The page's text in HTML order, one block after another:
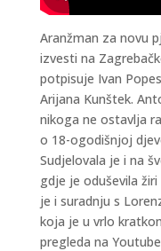
Aranžman za novu
izvesti na
potpisuje Ivan
Arijana Kunštek.
nikoga ne ostavlja
o 18-ogodišnjoj
Sudjelovala je i na
gdje je oduševila
je i suradnju s
koja je u vrlo
pregleda na